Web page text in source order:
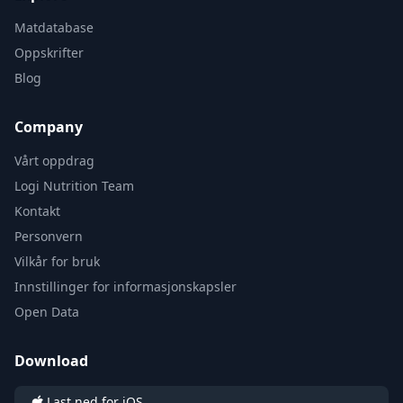
Matdatabase
Oppskrifter
Blog
Company
Vårt oppdrag
Logi Nutrition Team
Kontakt
Personvern
Vilkår for bruk
Innstillinger for informasjonskapsler
Open Data
Download